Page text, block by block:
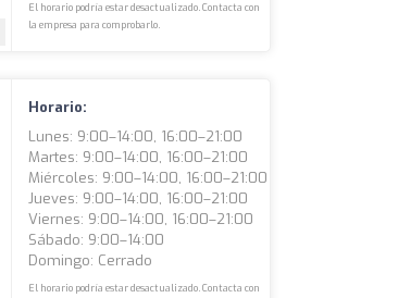
El horario podría estar desactualizado. Contacta con
la empresa para comprobarlo.
Horario:
Lunes: 9:00–14:00, 16:00–21:00
Martes: 9:00–14:00, 16:00–21:00
Miércoles: 9:00–14:00, 16:00–21:00
Jueves: 9:00–14:00, 16:00–21:00
Viernes: 9:00–14:00, 16:00–21:00
Sábado: 9:00–14:00
Domingo: Cerrado
El horario podría estar desactualizado. Contacta con